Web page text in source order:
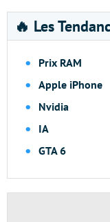
🔥 Les
Prix RAM
Apple iPhone
Nvidia
IA
GTA 6